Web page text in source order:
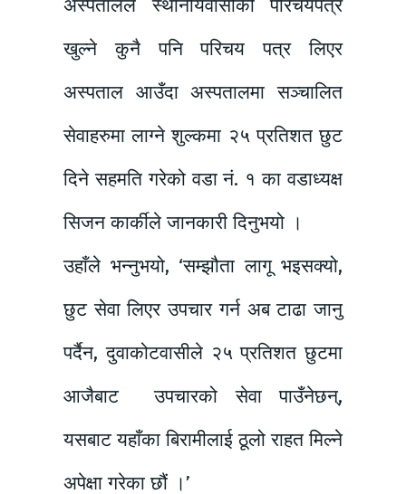
अस्पतालले स्थानीयवासीको परिचयपत्र
खुल्ने कुनै पनि परिचय पत्र लिएर
अस्पताल आउँदा अस्पतालमा सञ्चालित
सेवाहरुमा लाग्ने शुल्कमा २५ प्रतिशत छुट
दिने सहमति गरेको वडा नं. १ का वडाध्यक्ष
सिजन कार्कीले जानकारी दिनुभयो ।
उहाँले भन्नुभयो, ‘सम्झौता लागू भइसक्यो,
छुट सेवा लिएर उपचार गर्न अब टाढा जानु
पर्दैन, दुवाकोटवासीले २५ प्रतिशत छुटमा
आजैबाट उपचारको सेवा पाउँनेछन्,
यसबाट यहाँका बिरामीलाई ठूलो राहत मिल्ने
अपेक्षा गरेका छौं ।’